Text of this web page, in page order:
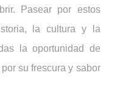
Pasear por estos
la cultura y la
la oportunidad de
su frescura y sabor